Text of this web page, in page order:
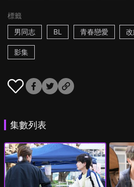
標籤
男同志
BL 青春戀愛
影集
集數列表